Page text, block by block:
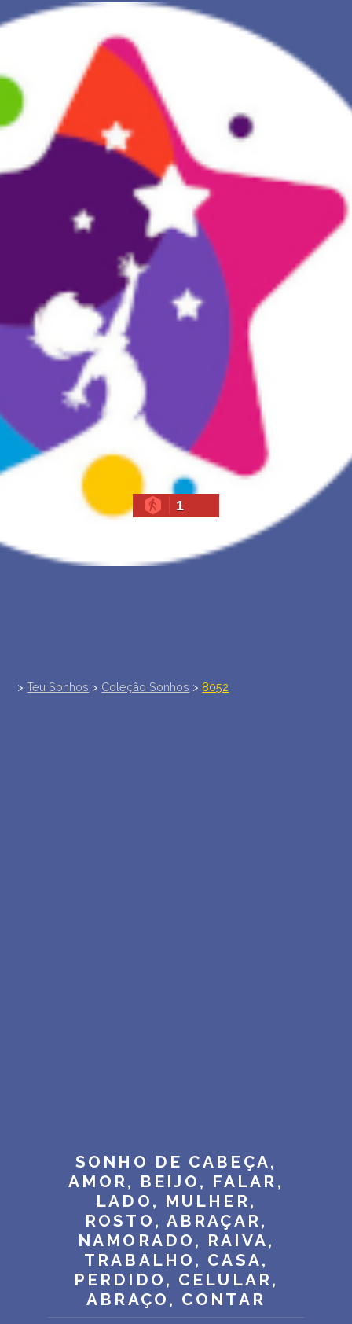
NOVA INTERPRETAÇÃO DOS SONHOS
DIÁRIO DOS SEUS SONHOS (0)
DICIONÁRIO DE SÍMBOLOS DOS SONHOS
COLEÇÃO SONHOS
ESTATÍSTICAS DE SONHOS
COMPRE O BANCO DE DADOS DOS SONHOS$
PERGUNTAS FREQUENTES
INTERPRETAÇÃO PESSOAL DOS SONHOS
SOBRE NÓS
POLÍTICA DE PRIVACIDADE
TERMOS DE USO
1
>Teu Sonhos > Coleção Sonhos > 8052
SONHO DE CABEÇA,
AMOR, BEIJO, FALAR,
LADO, MULHER,
ROSTO, ABRAÇAR,
NAMORADO, RAIVA,
TRABALHO, CASA,
PERDIDO, CELULAR,
ABRAÇO, CONTAR